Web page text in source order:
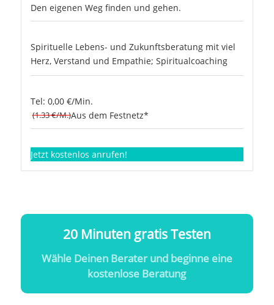
Den eigenen Weg finden und gehen.
Spirituelle Lebens- und Zukunftsberatung mit viel
Herz, Verstand und Empathie; Spiritualcoaching
Tel: 0,00 €/Min.
(1.33 €/M.)Aus dem Festnetz*
Jetzt kostenlos anrufen!
20 Minuten gratis Testen
Wähle Deinen Berater und beginne eine
kostenlose Beratung